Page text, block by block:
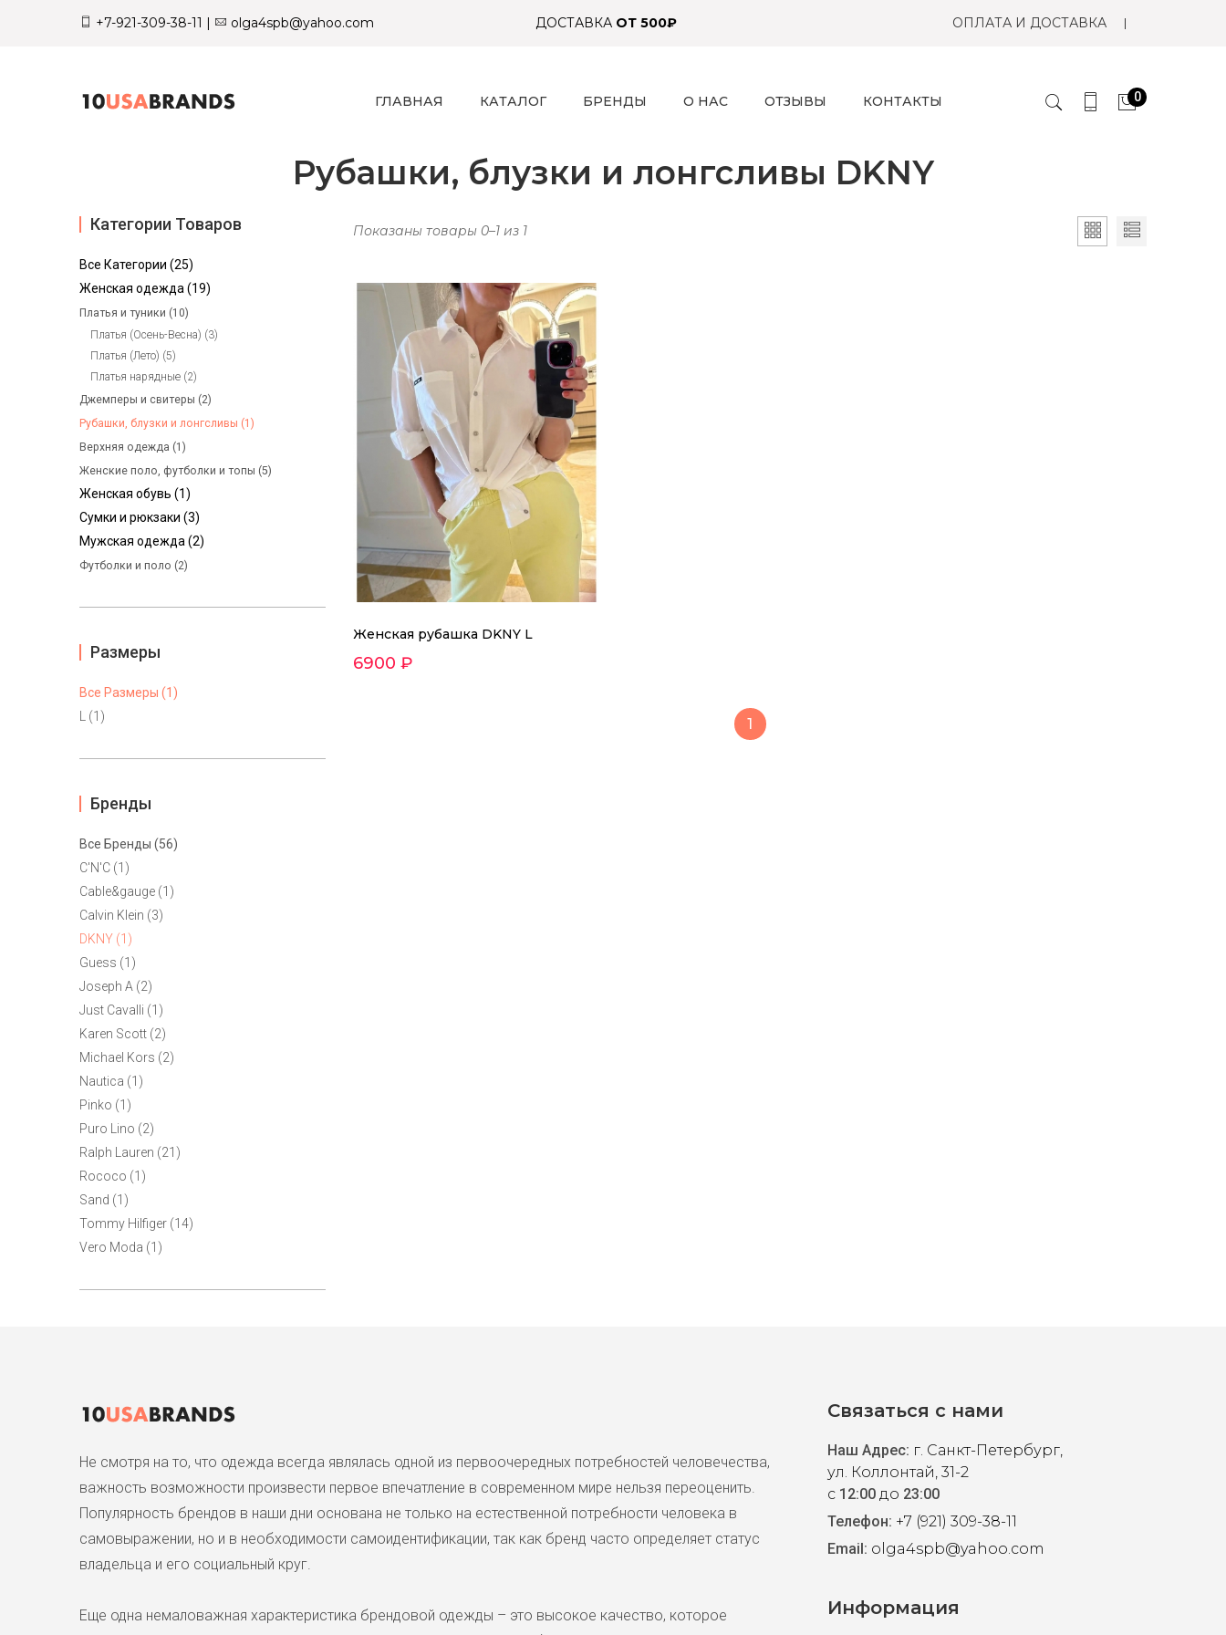
+7-921-309-38-11 | olga4spb@yahoo.com ДОСТАВКА ОТ 500₽ ОПЛАТА И ДОСТАВКА
ГЛАВНАЯ КАТАЛОГ БРЕНДЫ О НАС ОТЗЫВЫ КОНТАКТЫ 0
Рубашки, блузки и лонгсливы DKNY
Показаны товары 0–1 из 1
Женская рубашка DKNY L
6900 ₽
1
Категории Товаров
Все Категории (25)
Женская одежда (19)
Платья и туники (10)
Платья (Осень-Весна) (3)
Платья (Лето) (5)
Платья нарядные (2)
Джемперы и свитеры (2)
Рубашки, блузки и лонгсливы (1)
Верхняя одежда (1)
Женские поло, футболки и топы (5)
Женская обувь (1)
Сумки и рюкзаки (3)
Мужская одежда (2)
Футболки и поло (2)
Размеры
Все Размеры (1)
L (1)
Бренды
Все Бренды (56)
C'N'C (1)
Cable&gauge (1)
Calvin Klein (3)
DKNY (1)
Guess (1)
Joseph A (2)
Just Cavalli (1)
Karen Scott (2)
Michael Kors (2)
Nautica (1)
Pinko (1)
Puro Lino (2)
Ralph Lauren (21)
Rococo (1)
Sand (1)
Tommy Hilfiger (14)
Vero Moda (1)
Не смотря на то, что одежда всегда являлась одной из первоочередных потребностей человечества,
важность возможности произвести первое впечатление в современном мире нельзя переоценить.
Популярность брендов в наши дни основана не только на естественной потребности человека в
самовыражении, но и в необходимости самоидентификации, так как бренд часто определяет статус
владельца и его социальный круг.
Еще одна немаловажная характеристика брендовой одежды – это высокое качество, которое
Связаться с нами
Наш Адрес: г. Санкт-Петербург,
ул. Коллонтай, 31-2
с 12:00 до 23:00
Телефон: +7 (921) 309-38-11
Email: olga4spb@yahoo.com
Информация